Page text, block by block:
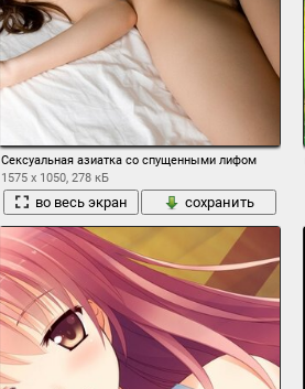
Сексуальная азиатка со спущенными лифом
1575 x 1050, 278 кБ
во весь экран сохранить